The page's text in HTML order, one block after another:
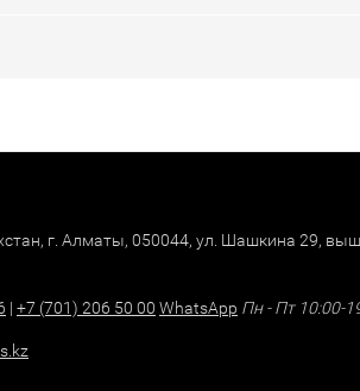
г. Алматы, 050044, ул. Шашкина 29,
| +7 (701) 206 50 00 WhatsApp Пн - Пт 10:00-